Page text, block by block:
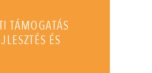
TÁMOGATÁS
ÉS